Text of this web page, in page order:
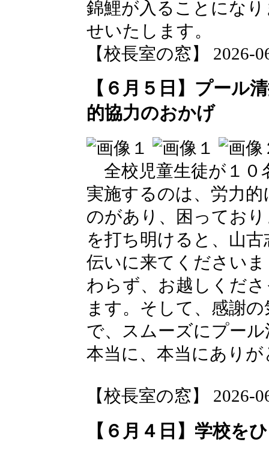
錦鯉が入ることにな
せいたします。
【校長室の窓】 2026-
【６月５日】プール
的協力のおかげ
全校児童生徒が１０
実施するのは、労力
のがあり、困ってお
を打ち明けると、山
伝いに来てください
わらず、お越しくだ
ます。そして、感謝
で、スムーズにプー
本当に、本当にあり
【校長室の窓】 2026-
【６月４日】学校を